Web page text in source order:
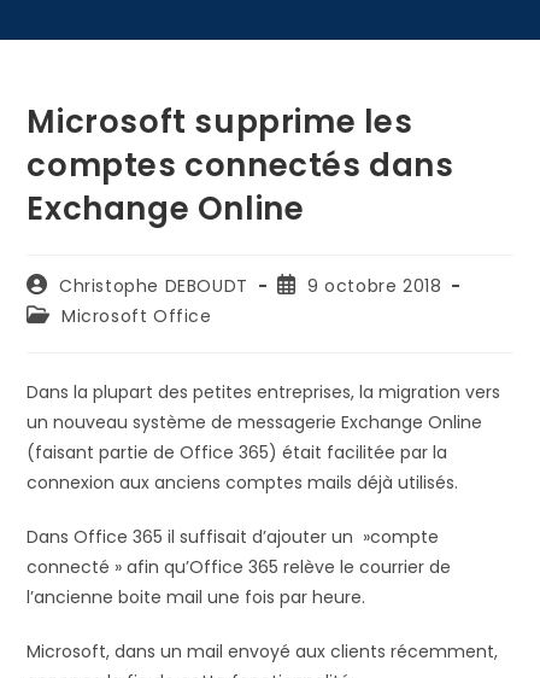
Microsoft supprime les
comptes connectés dans
Exchange Online
Auteur/autrice
de
la
Christophe DEBOUDT
Publication
9 octobre 2018
PostMicrosoft Office
Dans la plupart des petites entreprises, la migration vers
un nouveau système de messagerie Exchange Online
(faisant partie de Office 365) était facilitée par la
connexion aux anciens comptes mails déjà utilisés.
Dans Office 365 il suffisait d’ajouter un »compte
connecté » afin qu’Office 365 relève le courrier de
l’ancienne boite mail une fois par heure.
Microsoft, dans un mail envoyé aux clients récemment,